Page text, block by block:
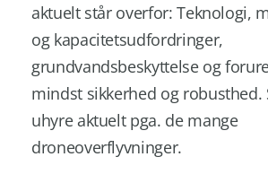
aktuelt står overfor: Teknologi,
og kapacitetsudfordringer,
grundvandsbeskyttelse og
mindst sikkerhed og
uhyre aktuelt pga. de mange
droneoverflyvninger.